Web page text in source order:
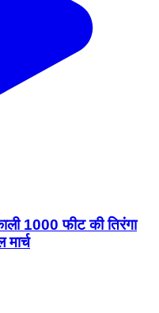
1000 फीट की तिरंगा